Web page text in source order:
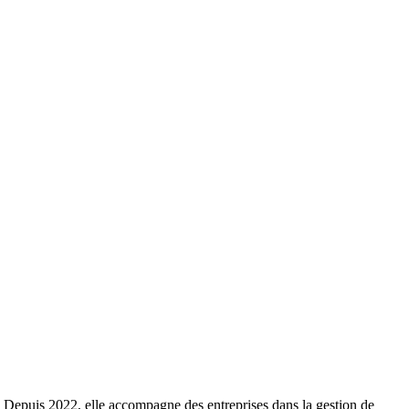
2022, elle accompagne des entreprises dans la gestion de